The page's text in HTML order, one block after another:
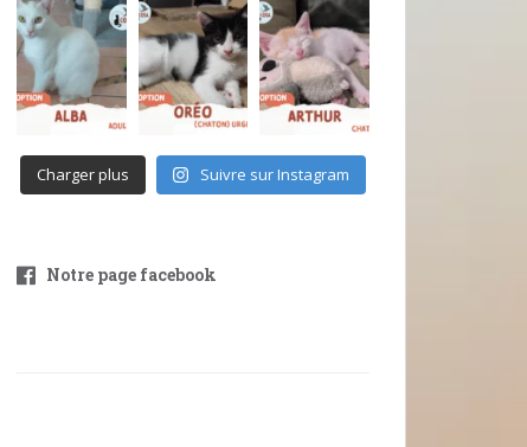
Charger plus Suivre sur Instagram
Notre page facebook